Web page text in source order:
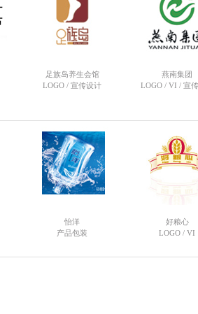
足族岛养生会馆
LOGO / 宣传设计
燕南集团
LOGO / VI / 宣
怡洋
产品包装
好粮心
LOGO / VI